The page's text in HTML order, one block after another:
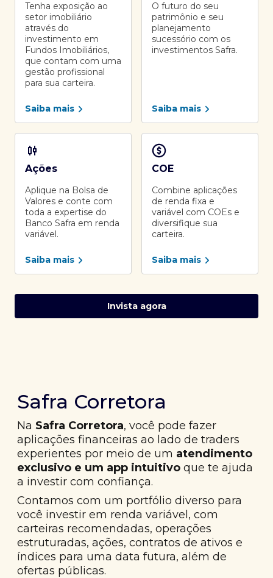
Tenha exposição ao
setor imobiliário
através do
investimento em
Fundos Imobiliários,
que contam com uma
gestão profissional
para sua carteira.
Saiba mais
O futuro do seu
patrimônio e seu
planejamento
sucessório com os
investimentos Safra.
Saiba mais
Ações
Aplique na Bolsa de
Valores e conte com
toda a expertise do
Banco Safra em renda
variável.
Saiba mais
COE
Combine aplicações
de renda fixa e
variável com COEs e
diversifique sua
carteira.
Saiba mais
Invista agora
Safra Corretora
Na Safra Corretora, você pode fazer
aplicações financeiras ao lado de traders
experientes por meio de um atendimento
exclusivo e um app intuitivo que te ajuda
a investir com confiança.
Contamos com um portfólio diverso para
você investir em renda variável, com
carteiras recomendadas, operações
estruturadas, ações, contratos de ativos e
índices para uma data futura, além de
ofertas públicas.